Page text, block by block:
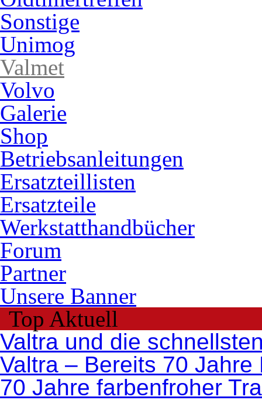
Sonstige
Unimog
Valmet
Volvo
Galerie
Shop
Betriebsanleitungen
Ersatzteillisten
Ersatzteile
Werkstatthandbücher
Forum
Partner
Unsere Banner
Top Aktuell
Valtra und die
Valtra – Bereits 70
70 Jahre farbenfroher